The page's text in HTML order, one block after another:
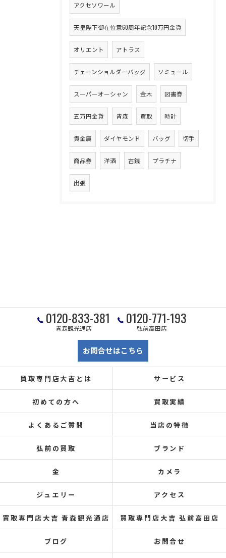
アクセソワール
天皇陛下御在位意60周年記念10万円金貨
オリエント アトラス
チェーンショルダーバッグ ソミュール
スーパーオーシャン 金木 図書券
五万円金貨 青森 買取 時計
貴金属 ダイヤモンド バッグ 切手
商品券 洋酒 古銭 プラチナ
出張
0120-833-381
青森観光通店
0120-771-193
弘前高田店
お問合せはこちら
買取専門店大吉とは サービス
初めての方へ 買取実績
よくあるご質問 当店の特徴
弘前の買取 ブランド
金 カメラ
ジュエリー アクセス
買取専門店大吉 青森観光通店 買取専門店大吉 弘前高田店
ブログ お問合せ